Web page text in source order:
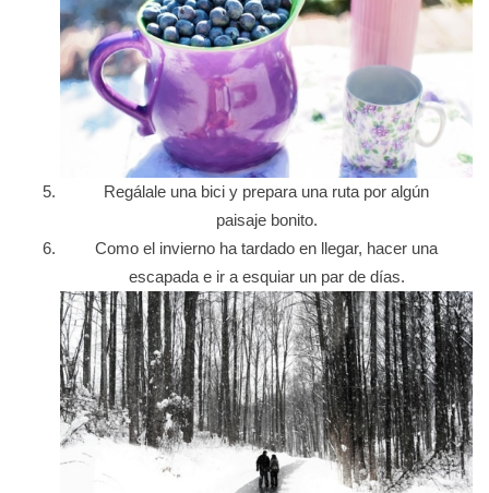
Regálale una bici y prepara una ruta por algún
paisaje bonito.
Como el invierno ha tardado en llegar, hacer una
escapada e ir a esquiar un par de días.